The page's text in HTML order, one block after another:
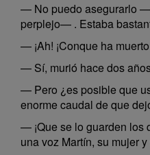
— No puedo asegurarlo
perplejo— . Estaba
— ¡Ah! ¡Conque ha
— Sí, murió hace dos
— Pero ¿es posible que
enorme caudal de que
— ¡Que se lo guarden
una voz Martín, su mujer